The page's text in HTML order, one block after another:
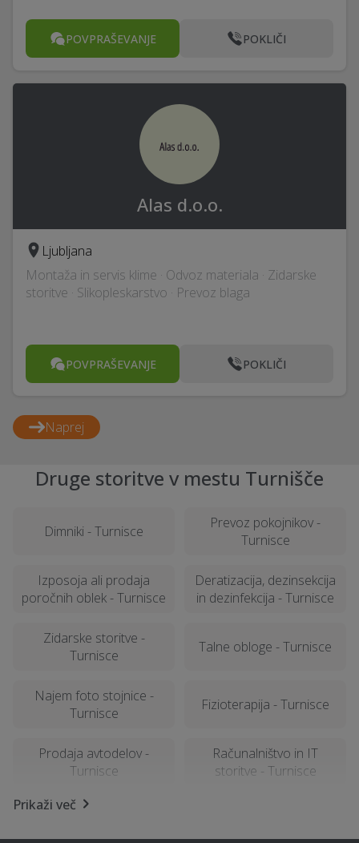
POVPRAŠEVANJE POKLIČI
Alas d.o.o.
Ljubljana
Montaža in servis klime · Odvoz materiala · Zidarske
storitve · Slikopleskarstvo · Prevoz blaga
POVPRAŠEVANJE POKLIČI
Naprej
Druge storitve v mestu Turnišče
Dimniki - Turnisce
Prevoz pokojnikov -
Turnisce
Izposoja ali prodaja
poročnih oblek - Turnisce
Deratizacija, dezinsekcija
in dezinfekcija - Turnisce
Zidarske storitve -
Turnisce
Talne obloge - Turnisce
Najem foto stojnice -
Turnisce
Fizioterapija - Turnisce
Prodaja avtodelov -
Turnisce
Računalništvo in IT
storitve - Turnisce
Kamnoseštvo - Turnisce
Prikaži več